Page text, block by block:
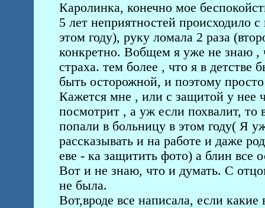
Каролинка, конечно мое
5 лет неприятностей происходило
этом году), руку ломала 2 раза
конкретно. Вобщем я уже не знаю ,
страха. тем более , что я в детстве
быть осторожной, и поэтому
Кажется мне , или с защитой у нее
посмотрит , а уж если похвалит,
попали в больницу в этом году( Я
рассказывать и на работе и даже
еве - ка защитить фото) а блин все
Вот и не знаю, что и думать. С
не была.
Вот,вроде все написала, если